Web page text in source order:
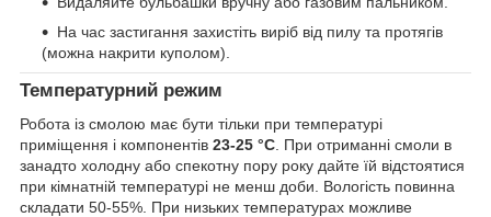
На час застигання захистіть виріб від пилу та протягів
(можна накрити куполом).
Температурний режим
Робота із смолою має бути тільки при температурі
приміщення і компонентів 23-25 °С . При отриманні смоли в
занадто холодну або спекотну пору року дайте їй відстоятися
при кімнатній температурі не менш доби. Вологість повинна
складати 50-55%. При низьких температурах можливе